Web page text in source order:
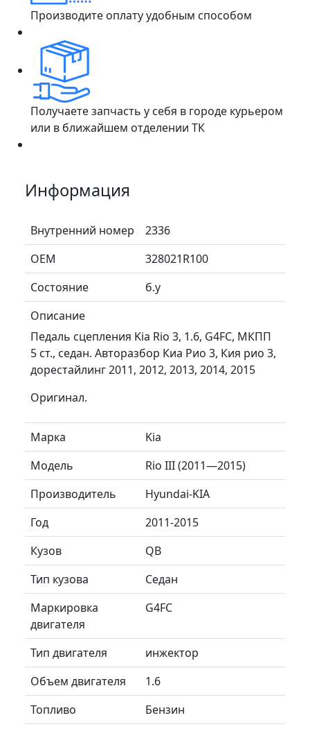
Производите оплату удобным способом
Получаете запчасть у себя в городе курьером
или в ближайшем отделении ТК
Информация
Внутренний номер
2336
ОЕМ
328021R100
Состояние
б.у
Описание
Педаль сцепления Kia Rio 3, 1.6, G4FC, МКПП
5 ст., седан. Авторазбор Киа Рио 3, Кия рио 3,
дорестайлинг 2011, 2012, 2013, 2014, 2015
Оригинал.
Марка
Kia
Модель
Rio III (2011—2015)
Производитель
Hyundai-KIA
Год
2011-2015
Кузов
QB
Тип кузова
Седан
Маркировка
двигателя
G4FC
Тип двигателя
инжектор
Объем двигателя
1.6
Топливо
Бензин